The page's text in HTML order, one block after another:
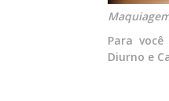
Para
Diurno e